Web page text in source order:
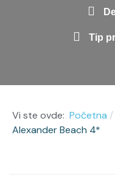
Tip
Vi ste ovde: Početna
Alexander Beach 4*